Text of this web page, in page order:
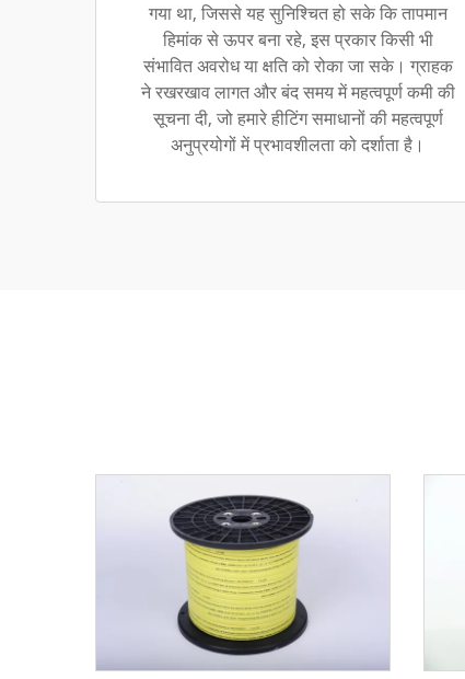
गया था, जिससे यह सुनिश्चित हो सके कि तापमान
हिमांक से ऊपर बना रहे, इस प्रकार किसी भी
संभावित अवरोध या क्षति को रोका जा सके। ग्राहक
ने रखरखाव लागत और बंद समय में महत्वपूर्ण कमी की
सूचना दी, जो हमारे हीटिंग समाधानों की महत्वपूर्ण
अनुप्रयोगों में प्रभावशीलता को दर्शाता है।